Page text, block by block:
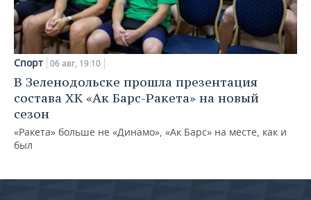
Спорт 06 авг, 19:10
В Зеленодольске прошла презентация
состава ХК «Ак Барс-Ракета» на новый
сезон
«Ракета» больше не «Динамо», «Ак Барс» на месте, как и
был